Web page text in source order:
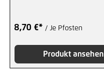
8,70 €* / Je Pfosten
Produkt ansehen